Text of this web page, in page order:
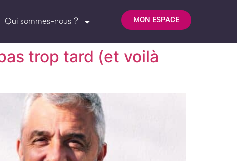
Qui sommes-nous ? MON ESPACE
trop tard (et voilà